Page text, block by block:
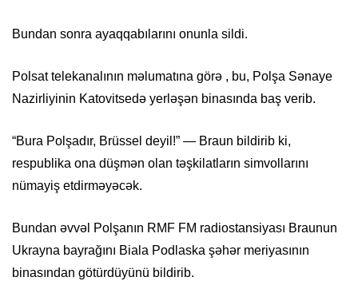
Bundan sonra ayaqqabılarını onunla sildi.
Polsat telekanalının məlumatına görə , bu, Polşa Sənaye
Nazirliyinin Katovitsedə yerləşən binasında baş verib.
“Bura Polşadır, Brüssel deyil!” — Braun bildirib ki,
respublika ona düşmən olan təşkilatların simvollarını
nümayiş etdirməyəcək.
Bundan əvvəl Polşanın RMF FM radiostansiyası Braunun
Ukrayna bayrağını Biala Podlaska şəhər meriyasının
binasından götürdüyünü bildirib.